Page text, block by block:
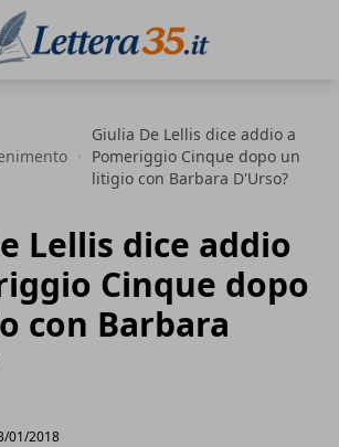
Giulia De Lellis dice addio a
Pomeriggio Cinque dopo un
litigio con Barbara D'Urso?
Lellis dice addio
Cinque dopo
con Barbara
01/2018